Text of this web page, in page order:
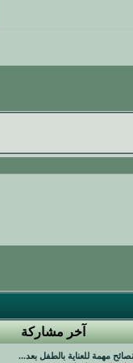
آخر مشاركة
نصائح مهمة للعناية بالطفل بعد...